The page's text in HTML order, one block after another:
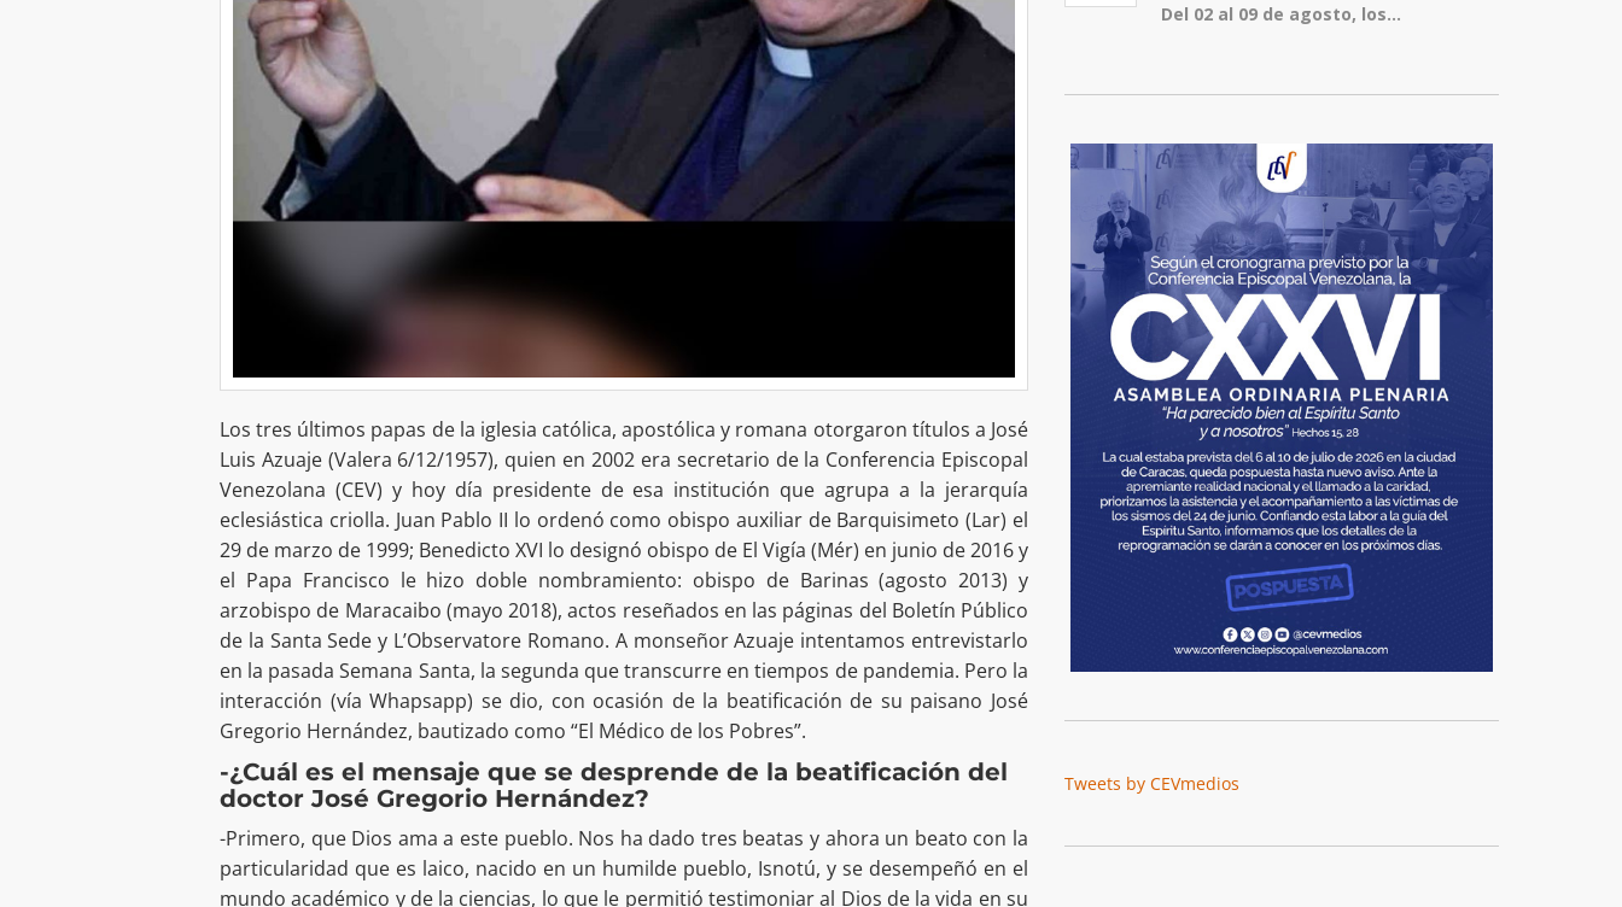
Los tres últimos papas de la iglesia católica, apostólica y romana otorgaron títulos a José
Luis Azuaje (Valera 6/12/1957), quien en 2002 era secretario de la Conferencia Episcopal
Venezolana (CEV) y hoy día presidente de esa institución que agrupa a la jerarquía
eclesiástica criolla. Juan Pablo II lo ordenó como obispo auxiliar de Barquisimeto (Lar) el
29 de marzo de 1999; Benedicto XVI lo designó obispo de El Vigía (Mér) en junio de 2016 y
el Papa Francisco le hizo doble nombramiento: obispo de Barinas (agosto 2013) y
arzobispo de Maracaibo (mayo 2018), actos reseñados en las páginas del Boletín Público
de la Santa Sede y L’Observatore Romano. A monseñor Azuaje intentamos entrevistarlo
en la pasada Semana Santa, la segunda que transcurre en tiempos de pandemia. Pero la
interacción (vía Whapsapp) se dio, con ocasión de la beatificación de su paisano José
Gregorio Hernández, bautizado como “El Médico de los Pobres”.
-¿Cuál es el mensaje que se desprende de la beatificación del
doctor José Gregorio Hernández?
-Primero, que Dios ama a este pueblo. Nos ha dado tres beatas y ahora un beato con la
particularidad que es laico, nacido en un humilde pueblo, Isnotú, y se desempeñó en el
mundo académico y de la ciencias, lo que le permitió testimoniar al Dios de la vida en su
Del 02 al 09 de agosto, los...
Tweets by CEVmedios